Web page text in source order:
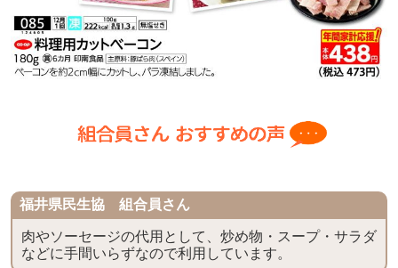
福井県民生協 組合員さん
肉やソーセージの代用として、炒め物・スープ・サラダ
などに手間いらずなので利用しています。